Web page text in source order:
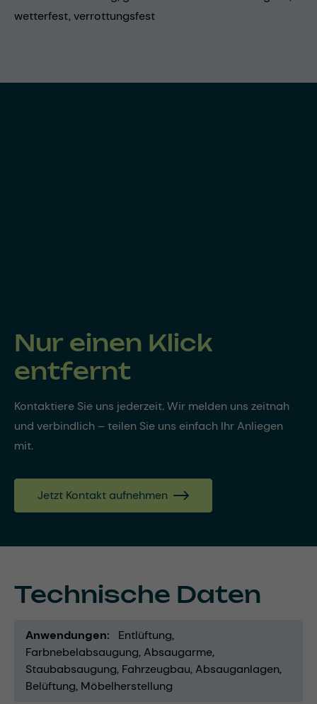
wetterfest, verrottungsfest
Nur einen Klick
entfernt
Kontaktiere Sie uns jederzeit. Wir melden uns zeitnah
und verbindlich – teilen Sie uns einfach Ihr Anliegen
mit.
Jetzt Kontakt aufnehmen
Technische Daten
Anwendungen
Entlüftung
Farbnebelabsaugung Absaugarme
Staubabsaugung Fahrzeugbau Absauganlagen
Belüftung Möbelherstellung